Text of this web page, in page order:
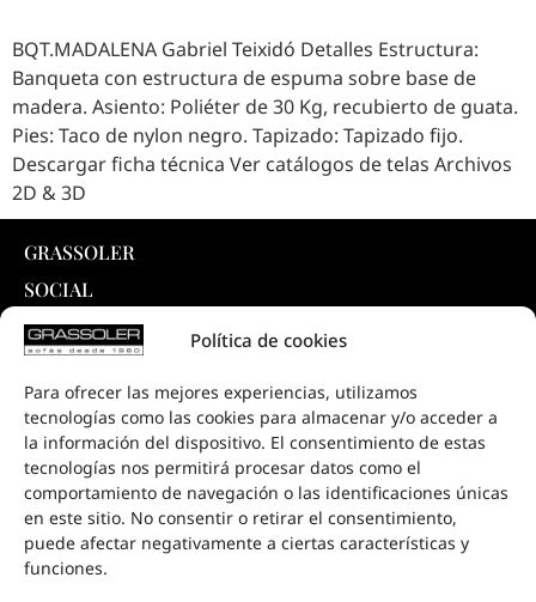
Política de cookies
Para ofrecer las mejores experiencias, utilizamos
tecnologías como las cookies para almacenar y/o acceder a
la información del dispositivo. El consentimiento de estas
tecnologías nos permitirá procesar datos como el
comportamiento de navegación o las identificaciones únicas
en este sitio. No consentir o retirar el consentimiento,
puede afectar negativamente a ciertas características y
funciones.
BQT.MADALENA Gabriel Teixidó Detalles Estructura:
Banqueta con estructura de espuma sobre base de
madera. Asiento: Poliéter de 30 Kg, recubierto de guata.
Pies: Taco de nylon negro. Tapizado: Tapizado fijo.
Descargar ficha técnica Ver catálogos de telas Archivos
2D & 3D
GRASSOLER
SOCIAL
INTELLIGENT SYSTEM ®
PRODUCTOS
COLECCIONES
DESCARGAS
PROYECTOS
PUNTOS DE VENTA
CONTACTO